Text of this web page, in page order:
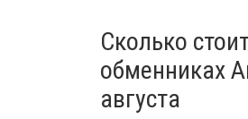
Сколько
обменниках
августа